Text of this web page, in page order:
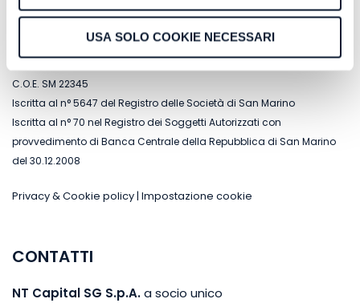
USA SOLO COOKIE NECESSARI
NT Capital SG S.p.A.a socio unico
C.O.E. SM 22345
Iscritta al n° 5647 del Registro delle Società di San Marino
Iscritta al n° 70 nel Registro dei Soggetti Autorizzati con
provvedimento di Banca Centrale della Repubblica di San Marino
del 30.12.2008
Privacy & Cookie policy| Impostazione cookie
CONTATTI
NT Capital SG S.p.A.a socio unico